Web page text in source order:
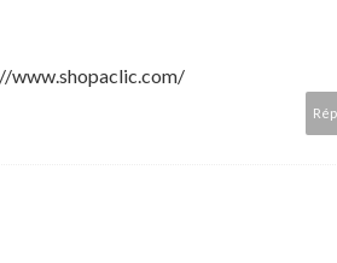
www.shopaclic.com/